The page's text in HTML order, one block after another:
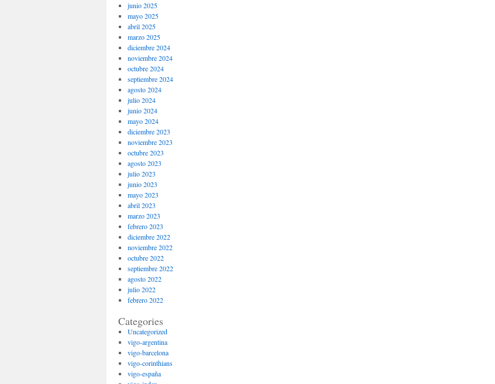
junio 2025
mayo 2025
abril 2025
marzo 2025
diciembre 2024
noviembre 2024
octubre 2024
septiembre 2024
agosto 2024
julio 2024
junio 2024
mayo 2024
diciembre 2023
noviembre 2023
octubre 2023
agosto 2023
julio 2023
junio 2023
mayo 2023
abril 2023
marzo 2023
febrero 2023
diciembre 2022
noviembre 2022
octubre 2022
septiembre 2022
agosto 2022
julio 2022
febrero 2022
Categories
Uncategorized
vigo-argentina
vigo-barcelona
vigo-corinthians
vigo-españa